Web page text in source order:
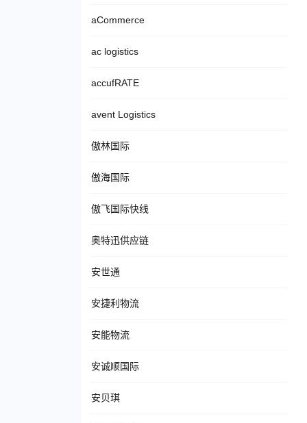
aCommerce
ac logistics
accufRATE
avent Logistics
傲林国际
傲海国际
傲飞国际快线
奥特迅供应链
安世通
安捷利物流
安能物流
安诚顺国际
安贝琪